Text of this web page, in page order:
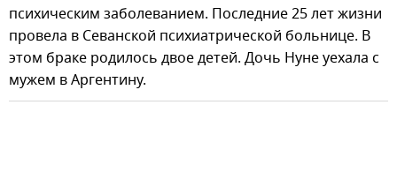
психическим заболеванием. Последние 25 лет жизни
провела в Севанской психиатрической больнице. В
этом браке родилось двое детей. Дочь Нуне уехала с
мужем в Аргентину.